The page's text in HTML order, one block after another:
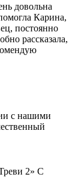
довольна
Карина,
постоянно
рассказала,
с нашими
2» С